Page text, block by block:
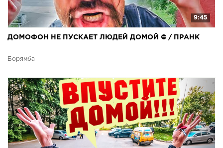
9:45
ДОМОФОН НЕ ПУСКАЕТ ЛЮДЕЙ ДОМОЙ ⛔ / ПРАНК
Борямба